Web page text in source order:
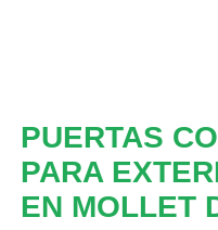
PUERTAS
PARA
EN MOLLET